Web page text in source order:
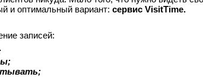
и оптимальный вариант: сервис VisitTime.
записей: